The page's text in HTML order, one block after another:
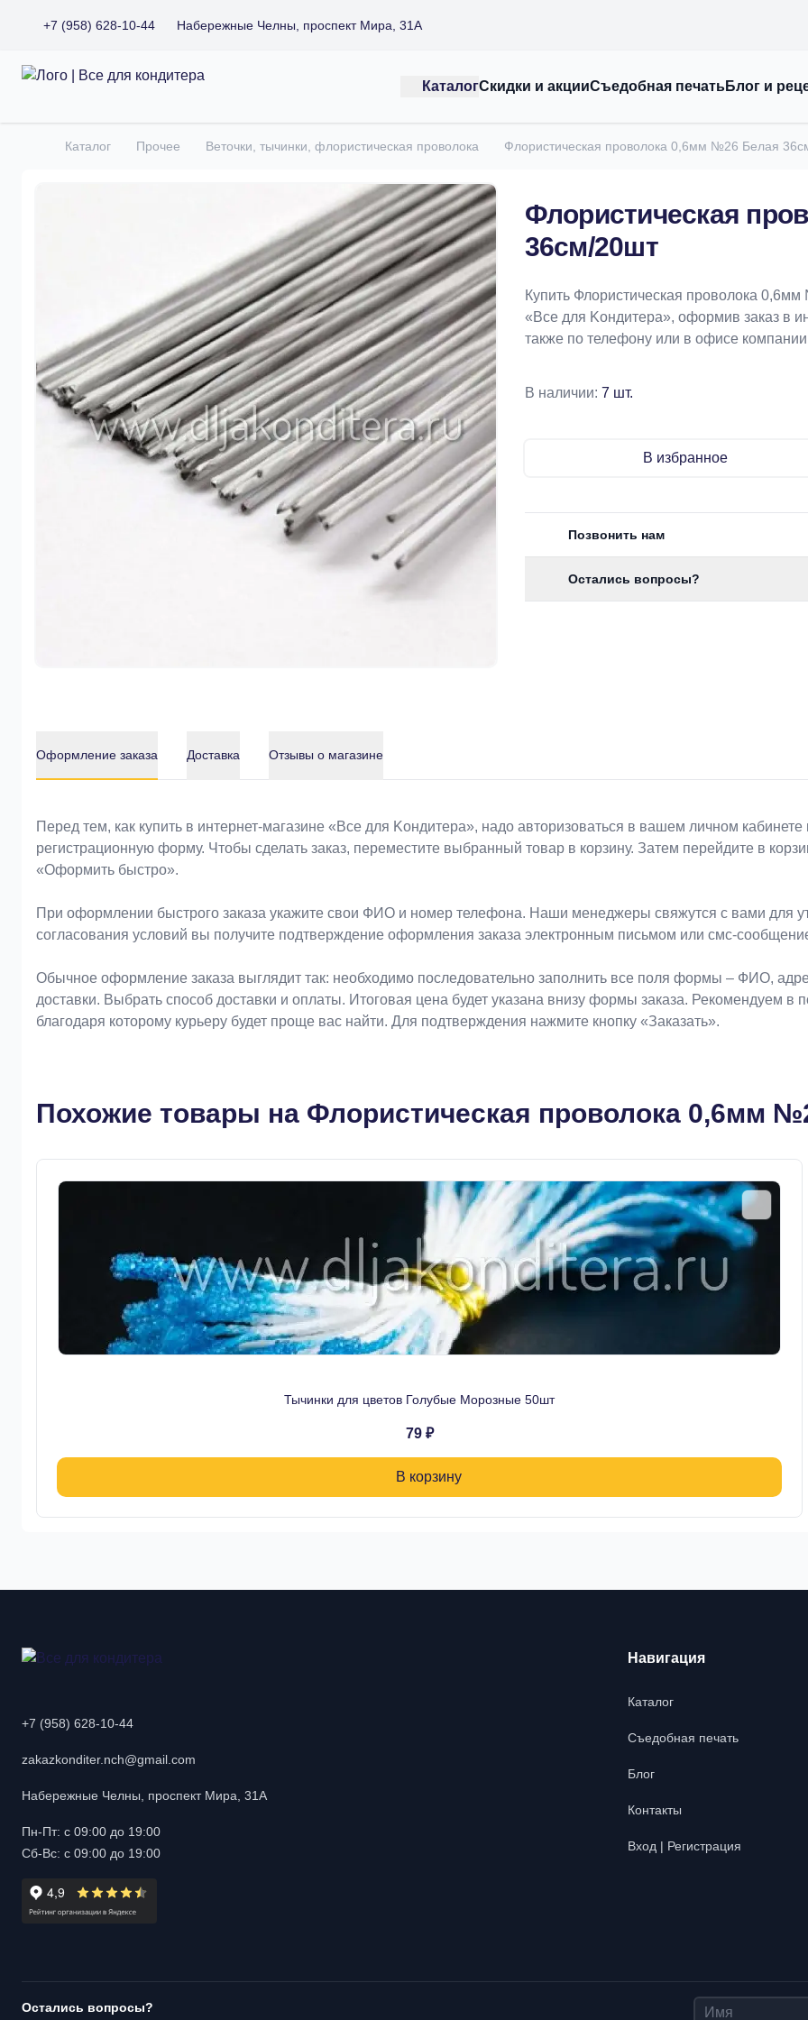
+7 (958) 628-10-44 Набережные Челны, проспект Мира, 31А
Все для кондитера
КаталогСкидки и акцииСъедобная печатьБлог и
Главная
Каталог Прочее Веточки, тычинки, флористическая проволока Флористическая проволока 0,6мм №26 Белая
Флористическая
36см/20шт
Купить Флористическая проволока
«Bce для Koндитeрa», оформив заказ в
также по телефону или в офисе
В наличии: 7 шт.
В избранное
Позвонить нам
Остались вопросы?
Оформление заказа Доставка Отзывы о магазине
Оформление заказа
Перед тем, как купить в интернет-магазине «Bce для Koндитeрa», надо авторизоваться в вашем личном
регистрационную форму. Чтобы сделать заказ, переместите выбранный товар в корзину. Затем перейдите в
«Оформить быстро».
При оформлении быстрого заказа укажите свои ФИО и номер телефона. Наши менеджеры свяжутся с вами для
согласования условий вы получите подтверждение оформления заказа электронным письмом или смс-
Обычное оформление заказа выглядит так: необходимо последовательно заполнить все поля формы – ФИО,
доставки. Выбрать способ доставки и оплаты. Итоговая цена будет указана внизу формы заказа. Рекомендуем в
благодаря которому курьеру будет проще вас найти. Для подтверждения нажмите кнопку «Заказать».
Похожие товары на Флористическая проволока 0,6мм
Тычинки для цветов Голубые Морозные 50шт
79 ₽
В корзину
+7 (958) 628-10-44
zakazkonditer.nch@gmail.com
Набережные Челны, проспект Мира, 31А
Пн-Пт: с 09:00 до 19:00
Сб-Вс: с 09:00 до 19:00
Навигация
Каталог
Съедобная печать
Блог
Контакты
Вход | Регистрация
Остались вопросы? Имя